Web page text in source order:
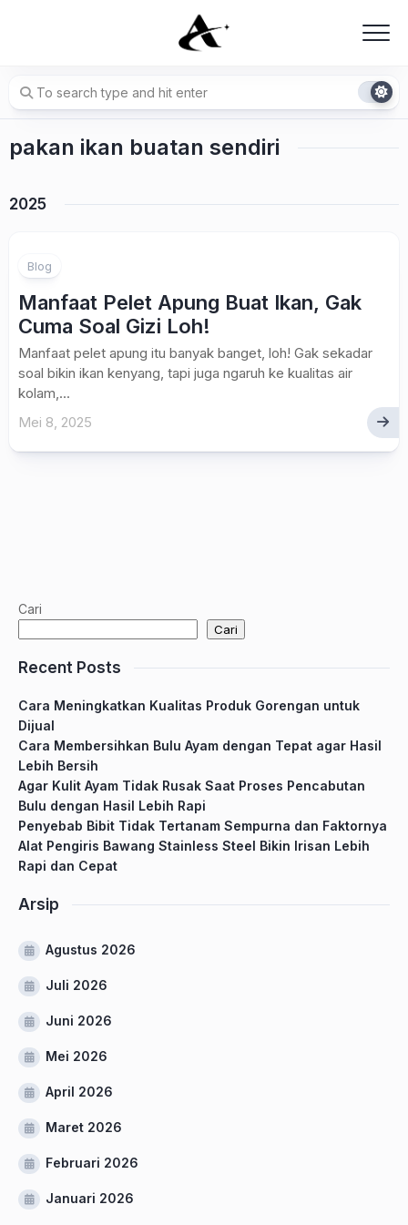
pakan ikan buatan sendiri
2025
Blog
Manfaat Pelet Apung Buat Ikan, Gak
Cuma Soal Gizi Loh!
Manfaat pelet apung itu banyak banget, loh! Gak sekadar
soal bikin ikan kenyang, tapi juga ngaruh ke kualitas air
kolam,...
Mei 8, 2025
Cari
Cari
Recent Posts
Cara Meningkatkan Kualitas Produk Gorengan untuk
Dijual
Cara Membersihkan Bulu Ayam dengan Tepat agar Hasil
Lebih Bersih
Agar Kulit Ayam Tidak Rusak Saat Proses Pencabutan
Bulu dengan Hasil Lebih Rapi
Penyebab Bibit Tidak Tertanam Sempurna dan Faktornya
Alat Pengiris Bawang Stainless Steel Bikin Irisan Lebih
Rapi dan Cepat
Arsip
Agustus 2026
Juli 2026
Juni 2026
Mei 2026
April 2026
Maret 2026
Februari 2026
Januari 2026